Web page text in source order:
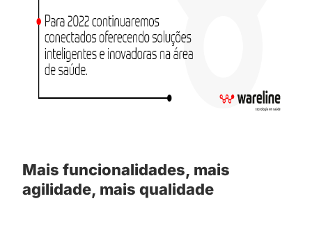
Mais funcionalidades, mais
agilidade, mais qualidade